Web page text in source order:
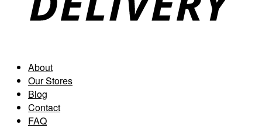
About
Our Stores
Blog
Contact
FAQ